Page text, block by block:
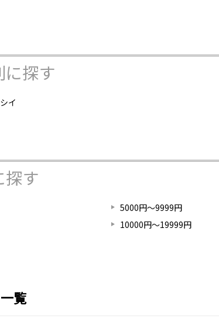
に探す
イ
探す
5000円～9999円
10000円～19999円
覧